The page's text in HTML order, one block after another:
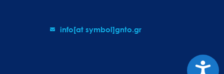
info[at symbol]gnto.gr